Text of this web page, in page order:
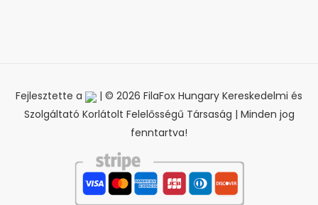
Fejlesztette a
| © 2026 FilaFox Hungary Kereskedelmi és
Szolgáltató Korlátolt Felelősségű Társaság | Minden jog
fenntartva!